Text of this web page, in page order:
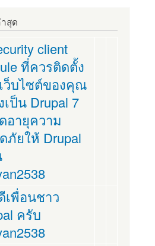
สุด
client
ที่ควรติดตั้ง
ว็บไซต์ของคุณ
เป็น Drupal 7
อายุความ
ภัยให้ Drupal
เพื่อนชาว
ครับ